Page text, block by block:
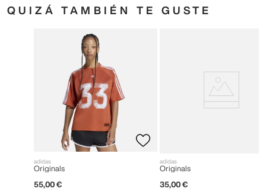
QUIZÁ TAMBIÉN TE GUSTE
adidas
Originals
55,00 €
adidas
Originals
35,00 €